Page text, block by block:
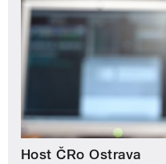
Host ČRo Ostrava